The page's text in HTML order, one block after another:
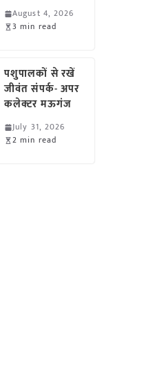
August 4, 2026
3 min read
पशुपालकों से रखें
जीवंत संपर्क- अपर
कलेक्टर मऊगंज
July 31, 2026
2 min read